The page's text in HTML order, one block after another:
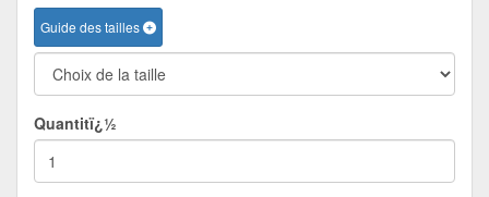
Guide des tailles
Quantitï¿½